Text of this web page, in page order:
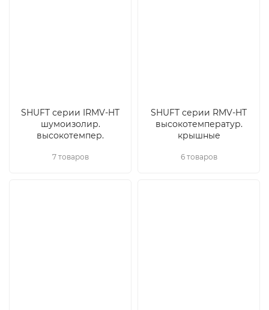
SHUFT серии IRMV-HT
шумоизолир.
высокотемпер.
7 товаров
SHUFT серии RMV-HT
высокотемператур.
крышные
6 товаров